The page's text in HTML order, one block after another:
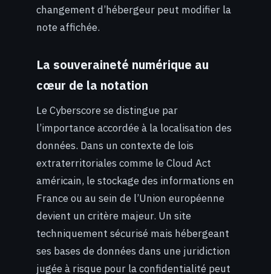
changement d’hébergeur peut modifier la
note affichée.
La souveraineté numérique au
cœur de la notation
Le Cyberscore se distingue par
l’importance accordée à la localisation des
données. Dans un contexte de lois
extraterritoriales comme le Cloud Act
américain, le stockage des informations en
France ou au sein de l’Union européenne
devient un critère majeur. Un site
techniquement sécurisé mais hébergeant
ses bases de données dans une juridiction
jugée à risque pour la confidentialité peut